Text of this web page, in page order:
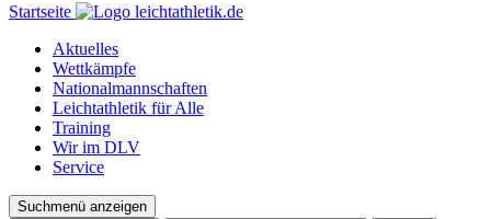
Startseite
Aktuelles
Wettkämpfe
Nationalmannschaften
Leichtathletik für Alle
Training
Wir im DLV
Service
Suchmenü anzeigen